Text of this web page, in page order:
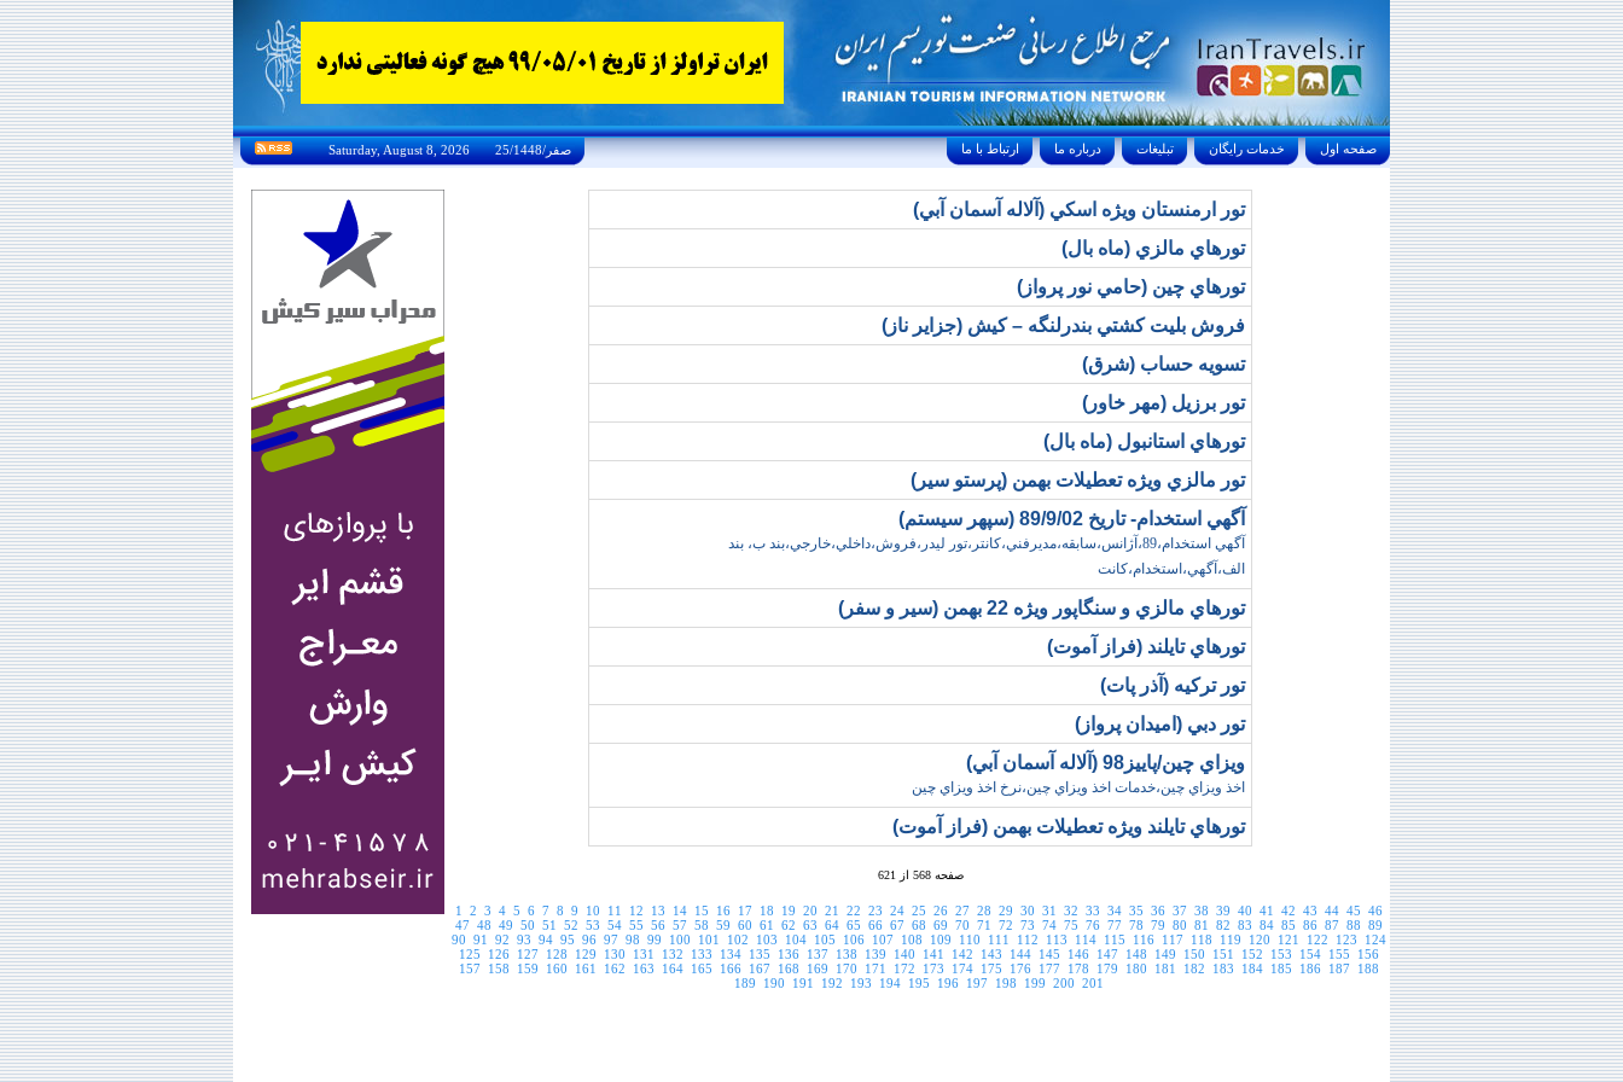
Saturday, August 8, 2026 25/صفر/1448 ارتباط با ما درباره ما تبليغات خدمات رايگان صفحه اول
تور ارمنستان ويژه اسکي (آلاله آسمان آبي)
تورهاي مالزي (ماه بال)
تورهاي چين (حامي نور پرواز)
فروش بليت كشتي بندرلنگه – كيش (جزاير ناز)
تسويه حساب (شرق)
تور برزيل (مهر خاور)
تورهاي استانبول (ماه بال)
تور مالزي ويژه تعطيلات بهمن (پرستو سير)
آگهي استخدام- تاريخ 89/9/02 (سپهر سيستم)
آگهي استخدام،89،آژانس،سابقه،مديرفني،کانتر،تور ليدر،فروش،داخلي،خارجي،بند ب، بند
الف،آگهي،استخدام،کانت
تورهاي مالزي و سنگاپور ويژه 22 بهمن (سير و سفر)
تورهاي تايلند (فراز آموت)
تور ترکيه (آذر پات)
تور دبي (اميدان پرواز)
ويزاي چين/پاييز98 (آلاله آسمان آبي)
اخذ ويزاي چين،خدمات اخذ ويزاي چين،نرخ اخذ ويزاي چين
تورهاي تايلند ويژه تعطيلات بهمن (فراز آموت)
صفحه 568 از 621
1 2 3 4 5 6 7 8 9 10 11 12 13 14 15 16 17 18 19 20 21 22 23 24 25 26 27 28 29 30 31 32 33 34 35 36 37 38 39 40 41 42 43 44 45 46
47 48 49 50 51 52 53 54 55 56 57 58 59 60 61 62 63 64 65 66 67 68 69 70 71 72 73 74 75 76 77 78 79 80 81 82 83 84 85 86 87 88 89
90 91 92 93 94 95 96 97 98 99 100 101 102 103 104 105 106 107 108 109 110 111 112 113 114 115 116 117 118 119 120 121 122 123
124
125
126 127 128 129 130 131 132 133 134 135 136 137 138 139 140 141 142 143 144 145 146 147 148 149 150 151 152 153 154 155
156
157
158 159 160 161 162 163 164 165 166 167 168 169 170 171 172 173 174 175 176 177 178 179 180 181 182 183 184 185 186 187
188
197 198 199 200 201 202 203 204 205 206 207 208 209